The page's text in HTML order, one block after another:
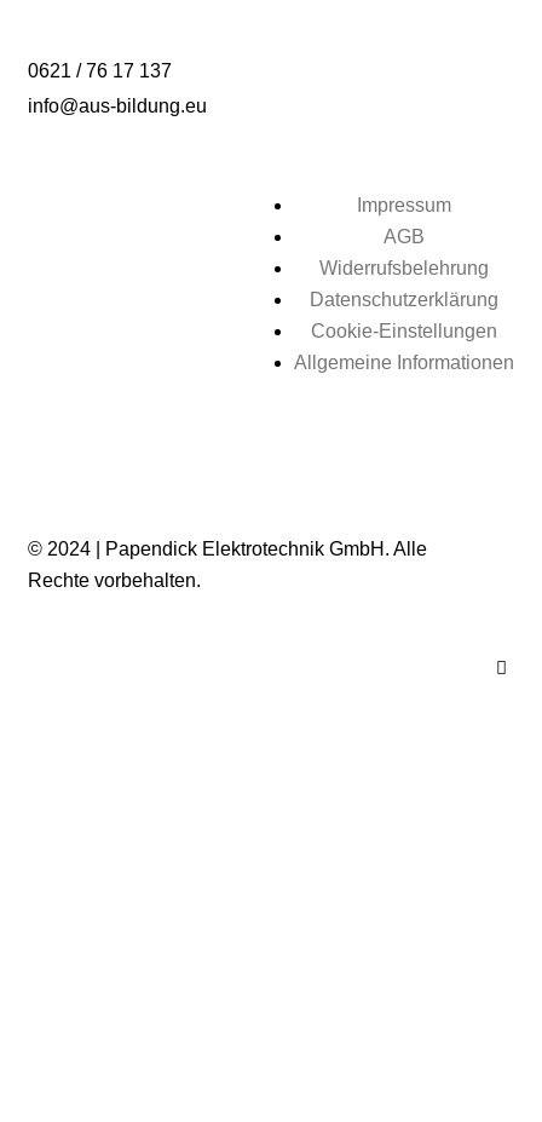
0621 / 76 17 137
info@aus-bildung.eu
Impressum
AGB
Widerrufsbelehrung
Datenschutzerklärung
Cookie-Einstellungen
Allgemeine Informationen
© 2024 | Papendick Elektrotechnik GmbH. Alle
Rechte vorbehalten.